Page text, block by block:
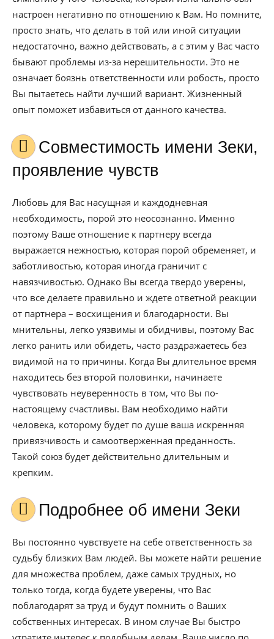
настроен негативно по отношению к Вам. Но помните,
просто знать, что делать в той или иной ситуации
недостаточно, важно действовать, а с этим у Вас часто
бывают проблемы из-за нерешительности. Это не
означает боязнь ответственности или робость, просто
Вы пытаетесь найти лучший вариант. Жизненный
опыт поможет избавиться от данного качества.
Совместимость имени Зеки,
проявление чувств
Любовь для Вас насущная и каждодневная
необходимость, порой это неосознанно. Именно
поэтому Ваше отношение к партнеру всегда
выражается нежностью, которая порой обременяет, и
заботливостью, которая иногда граничит с
навязчивостью. Однако Вы всегда твердо уверены,
что все делаете правильно и ждете ответной реакции
от партнера – восхищения и благодарности. Вы
мнительны, легко уязвимы и обидчивы, поэтому Вас
легко ранить или обидеть, часто раздражаетесь без
видимой на то причины. Когда Вы длительное время
находитесь без второй половинки, начинаете
чувствовать неуверенность в том, что Вы по-
настоящему счастливы. Вам необходимо найти
человека, которому будет по душе ваша искренняя
привязчивость и самоотверженная преданность.
Такой союз будет действительно длительным и
крепким.
Подробнее об имени Зеки
Вы постоянно чувствуете на себе ответственность за
судьбу близких Вам людей. Вы можете найти решение
для множества проблем, даже самых трудных, но
только тогда, когда будете уверены, что Вас
поблагодарят за труд и будут помнить о Ваших
собственных интересах. В ином случае Вы быстро